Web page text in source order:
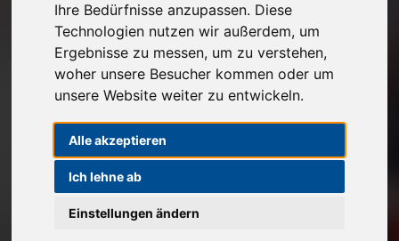
Ihre Bedürfnisse anzupassen. Diese
Technologien nutzen wir außerdem, um
Ergebnisse zu messen, um zu verstehen,
woher unsere Besucher kommen oder um
unsere Website weiter zu entwickeln.
Alle akzeptieren
Ich lehne ab
Einstellungen ändern
Angaben zu Ihrem Fahrzeug
Marke*
Erstzulassung